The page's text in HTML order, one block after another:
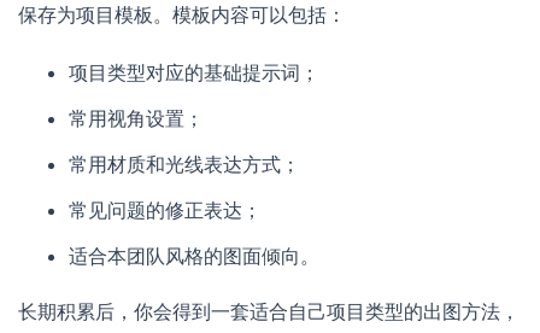
保存为项目模板。模板内容可以包括：
项目类型对应的基础提示词；
常用视角设置；
常用材质和光线表达方式；
常见问题的修正表达；
适合本团队风格的图面倾向。
长期积累后，你会得到一套适合自己项目类型的出图方法，